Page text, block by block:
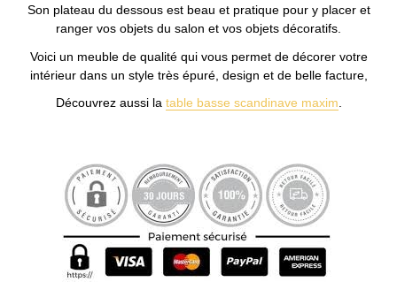
Son plateau du dessous est beau et pratique pour y placer et
ranger vos objets du salon et vos objets décoratifs.
Voici un meuble de qualité qui vous permet de décorer votre
intérieur dans un style très épuré, design et de belle facture,
Découvrez aussi la table basse scandinave maxim.